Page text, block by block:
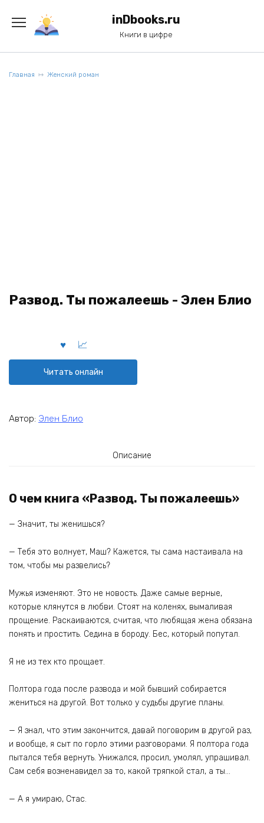
содержанию
inDbooks.ru
Книги в цифре
Главная Женский роман
Развод. Ты пожалеешь - Элен Блио
Читать онлайн
Автор: Элен Блио
Описание
О чем книга «Развод. Ты пожалеешь»
— Значит, ты женишься?
— Тебя это волнует, Маш? Кажется, ты сама настаивала на
том, чтобы мы развелись?
Мужья изменяют. Это не новость. Даже самые верные,
которые клянутся в любви. Стоят на коленях, вымаливая
прощение. Раскаиваются, считая, что любящая жена обязана
понять и простить. Седина в бороду. Бес, который попутал.
Я не из тех кто прощает.
Полтора года после развода и мой бывший собирается
жениться на другой. Вот только у судьбы другие планы.
— Я знал, что этим закончится, давай поговорим в другой раз,
и вообще, я сыт по горло этими разговорами. Я полтора года
пытался тебя вернуть. Унижался, просил, умолял, упрашивал.
Сам себя возненавидел за то, какой тряпкой стал, а ты…
— А я умираю, Стас.